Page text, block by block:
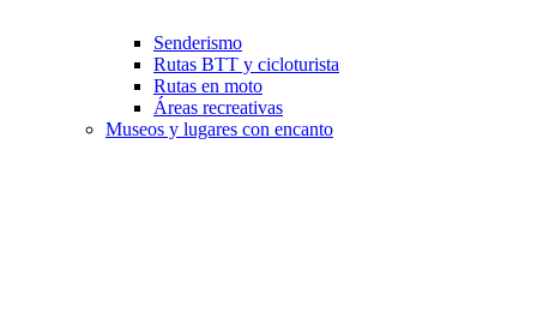
Senderismo
Rutas BTT y cicloturista
Rutas en moto
Áreas recreativas
Museos y lugares con encanto